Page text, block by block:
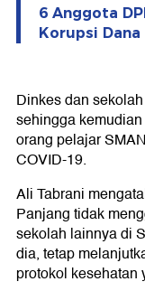
6 Anggota
Korupsi Dana
Dinkes dan
sehingga
orang pelajar
COVID-19.
Ali Tabrani
Panjang tidak
sekolah lainnya di
dia, tetap
protokol kesehatan